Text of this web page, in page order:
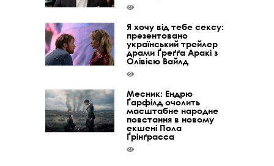
Я хочу від тебе сексу:
презентовано
український трейлер
драми Ґреґґа Аракі з
Олівією Вайлд
Месник: Ендрю
Ґарфілд очолить
масштабне народне
повстання в новому
екшені Пола
Ґрінґрасса